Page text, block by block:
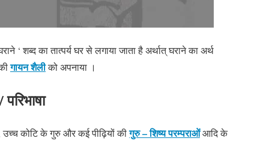
‘ शब्द का तात्पर्य घर से लगाया जाता है अर्थात् घराने का अर्थ
गायन शैलीको अपनाया ।
, उच्च कोटि के गुरु और कई पीढ़ियों कीगुरु – शिष्य परम्पराओंआदि के